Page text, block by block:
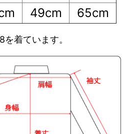
49cm 65cm
着ています。